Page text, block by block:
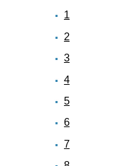
1
2
3
4
5
6
7